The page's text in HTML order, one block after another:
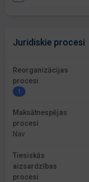
Juridiskie procesi
Reorganizācijas
procesi
1
Maksātnespējas
procesi
Nav
Tiesiskās
aizsardzības
procesi